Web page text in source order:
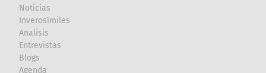
Noticias
Inverosímiles
Analisis
Entrevistas
Blogs
Agenda